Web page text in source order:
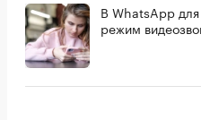
В WhatsApp
режим